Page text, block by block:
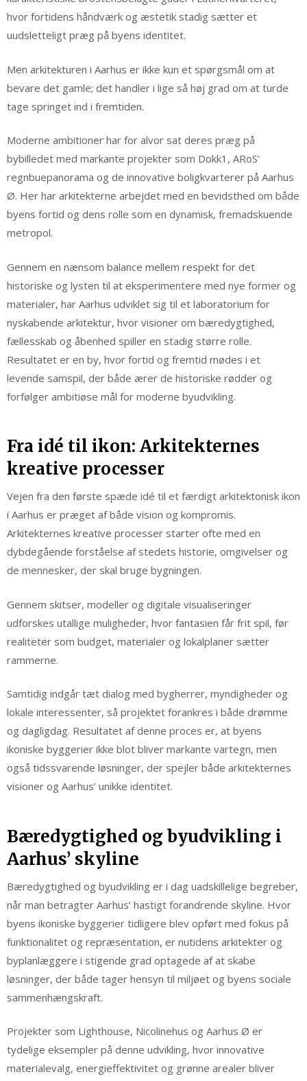
hvor fortidens håndværk og æstetik stadig sætter et
uudsletteligt præg på byens identitet.
Men arkitekturen i Aarhus er ikke kun et spørgsmål om at
bevare det gamle; det handler i lige så høj grad om at turde
tage springet ind i fremtiden.
Moderne ambitioner har for alvor sat deres præg på
bybilledet med markante projekter som Dokk1, ARoS’
regnbuepanorama og de innovative boligkvarterer på Aarhus
Ø. Her har arkitekterne arbejdet med en bevidsthed om både
byens fortid og dens rolle som en dynamisk, fremadskuende
metropol.
Gennem en nænsom balance mellem respekt for det
historiske og lysten til at eksperimentere med nye former og
materialer, har Aarhus udviklet sig til et laboratorium for
nyskabende arkitektur, hvor visioner om bæredygtighed,
fællesskab og åbenhed spiller en stadig større rolle.
Resultatet er en by, hvor fortid og fremtid mødes i et
levende samspil, der både ærer de historiske rødder og
forfølger ambitiøse mål for moderne byudvikling.
Fra idé til ikon: Arkitekternes
kreative processer
Vejen fra den første spæde idé til et færdigt arkitektonisk ikon
i Aarhus er præget af både vision og kompromis.
Arkitekternes kreative processer starter ofte med en
dybdegående forståelse af stedets historie, omgivelser og
de mennesker, der skal bruge bygningen.
Gennem skitser, modeller og digitale visualiseringer
udforskes utallige muligheder, hvor fantasien får frit spil, før
realiteter som budget, materialer og lokalplaner sætter
rammerne.
Samtidig indgår tæt dialog med bygherrer, myndigheder og
lokale interessenter, så projektet forankres i både drømme
og dagligdag. Resultatet af denne proces er, at byens
ikoniske byggerier ikke blot bliver markante vartegn, men
også tidssvarende løsninger, der spejler både arkitekternes
visioner og Aarhus’ unikke identitet.
Bæredygtighed og byudvikling i
Aarhus’ skyline
Bæredygtighed og byudvikling er i dag uadskillelige begreber,
når man betragter Aarhus’ hastigt forandrende skyline. Hvor
byens ikoniske byggerier tidligere blev opført med fokus på
funktionalitet og repræsentation, er nutidens arkitekter og
byplanlæggere i stigende grad optagede af at skabe
løsninger, der både tager hensyn til miljøet og byens sociale
sammenhængskraft.
Projekter som Lighthouse, Nicolinehus og Aarhus Ø er
tydelige eksempler på denne udvikling, hvor innovative
materialevalg, energieffektivitet og grønne arealer bliver